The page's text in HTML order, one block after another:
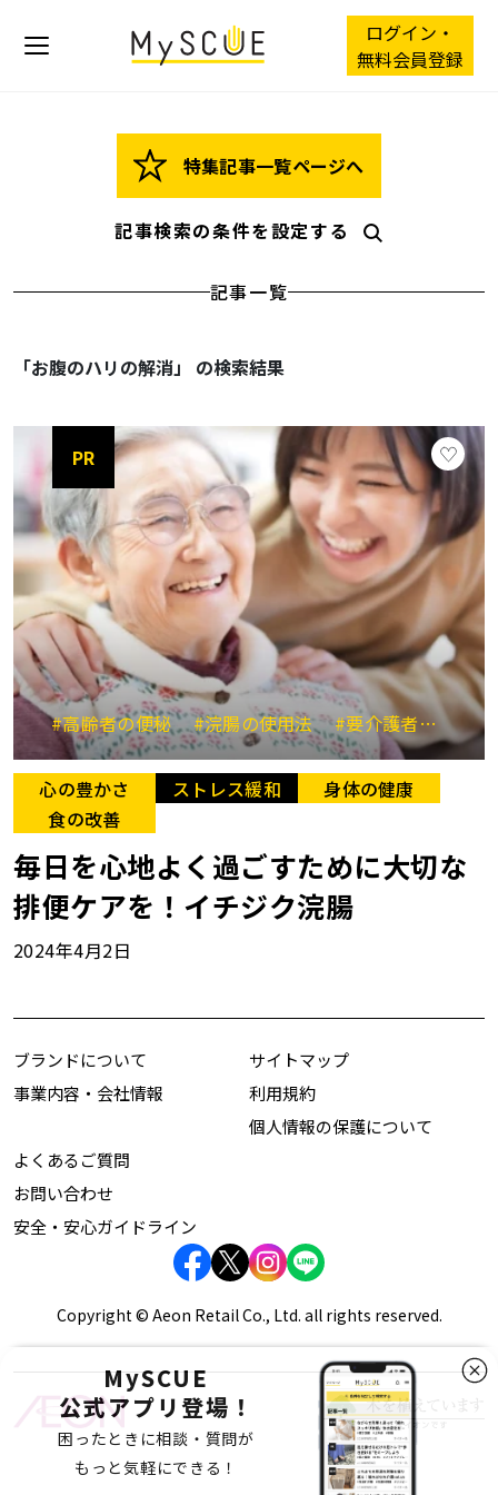
ログイン・
無料会員登録
特集記事一覧ページへ
記事検索の条件を設定する
記事一覧
「お腹のハリの解消」 の検索結果
PR
#高齢者の便秘 #浣腸の使用法 #要介護者用 #イ
心の豊かさ ストレス緩和
身体の健康
食の改善
毎日を心地よく過ごすために大切な
排便ケアを！イチジク浣腸
2024年4月2日
MySCUE
公式アプリ登場！
困ったときに相談・質問が
もっと気軽にできる！
ブランドについて
事業内容・会社情報
サイトマップ
利用規約
個人情報の保護について
よくあるご質問
お問い合わせ
安全・安心ガイドライン
Copyright © Aeon Retail Co., Ltd. all rights reserved.